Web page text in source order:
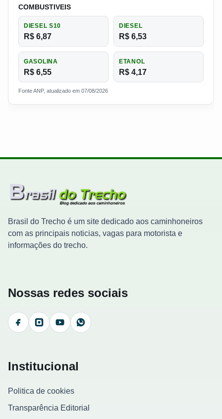
COMBUSTIVEIS
DIESEL S10
R$ 6,87
DIESEL
R$ 6,53
GASOLINA
R$ 6,55
ETANOL
R$ 4,17
Fonte ANP, atualizado em 07/08/2026
Brasil do Trecho é um site dedicado aos caminhoneiros
com as principais noticias, vagas para motorista e
informações do trecho.
Nossas redes sociais
FacebookInstagramYouTubeWhatsApp
Institucional
Politica de cookies
Transparência Editorial